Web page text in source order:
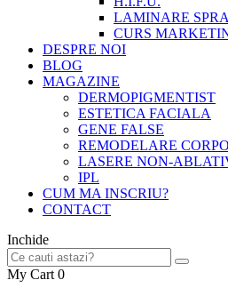
LAMINARE
CURS
DESPRE NOI
BLOG
MAGAZINE
DERMOPIGMENTIST
ESTETICA FACIALA
GENE FALSE
REMODELARE
LASERE NON-
IPL
CUM MA INSCRIU?
CONTACT
Inchide
My Cart 0